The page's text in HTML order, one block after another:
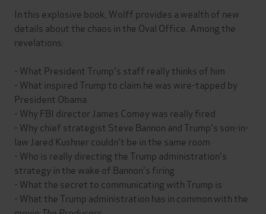
In this explosive book, Wolff provides a wealth of new
details about the chaos in the Oval Office. Among the
revelations:
- What President Trump's staff really thinks of him
- What inspired Trump to claim he was wire-tapped by
President Obama
- Why FBI director James Comey was really fired
- Why chief strategist Steve Bannon and Trump's son-in-
law Jared Kushner couldn't be in the same room
- Who is really directing the Trump administration's
strategy in the wake of Bannon's firing
- What the secret to communicating with Trump is
- What the Trump administration has in common with the